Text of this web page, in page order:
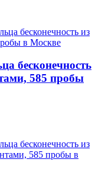
бесконечность
585 пробы